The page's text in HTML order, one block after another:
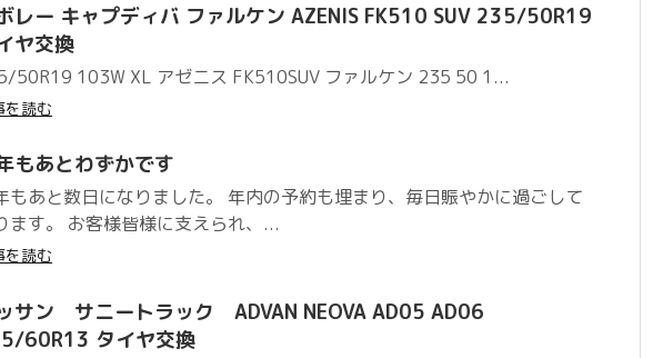
レー キャプディバ ファルケン AZENIS FK510 SUV 235/50R19
ヤ交換
50R19 103W XL アゼニス FK510SUV ファルケン 235 50 1...
を読む
もあとわずかです
もあと数日になりました。 年内の予約も埋まり、毎日賑やかに過ごして
ます。 お客様皆様に支えられ、...
を読む
サン サニートラック ADVAN NEOVA AD05 AD06
60R13 タイヤ交換